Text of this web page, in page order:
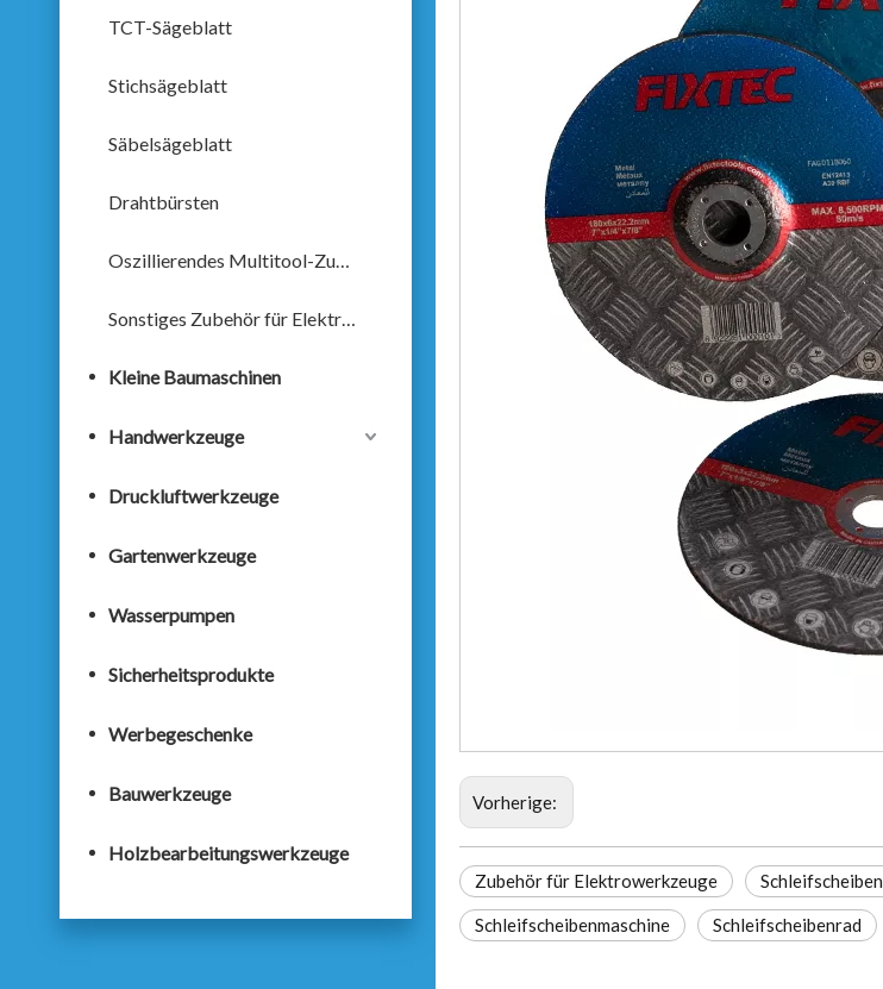
TCT-Sägeblatt
Stichsägeblatt
Säbelsägeblatt
Drahtbürsten
Oszillierendes Multitool-Zubehör
Sonstiges Zubehör für Elektrowerkzeuge
Kleine Baumaschinen
Handwerkzeuge
Druckluftwerkzeuge
Gartenwerkzeuge
Wasserpumpen
Sicherheitsprodukte
Werbegeschenke
Bauwerkzeuge
Holzbearbeitungswerkzeuge
Vorherige:
Zubehör für Elektrowerkzeuge Schleifscheiben
Schleifscheibenmaschine Schleifscheibenrad